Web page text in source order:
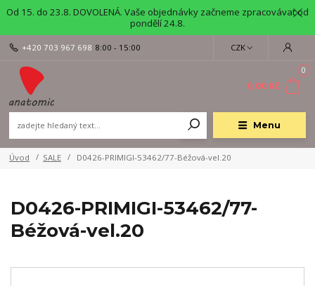
Od 15. do 23.8. DOVOLENÁ. Vaše objednávky začneme zpracovávat od
pondělí 24.8.
Menu
CZK
+420 703 967 698 8:00 - 15:00
0
0,00 Kč
Úvod SALE D0426-PRIMIGI-53462/77-Béžová-vel.20
D0426-PRIMIGI-53462/77-
Béžová-vel.20